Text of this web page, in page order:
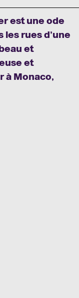
est une ode
rues d’une
et
et
à Monaco,